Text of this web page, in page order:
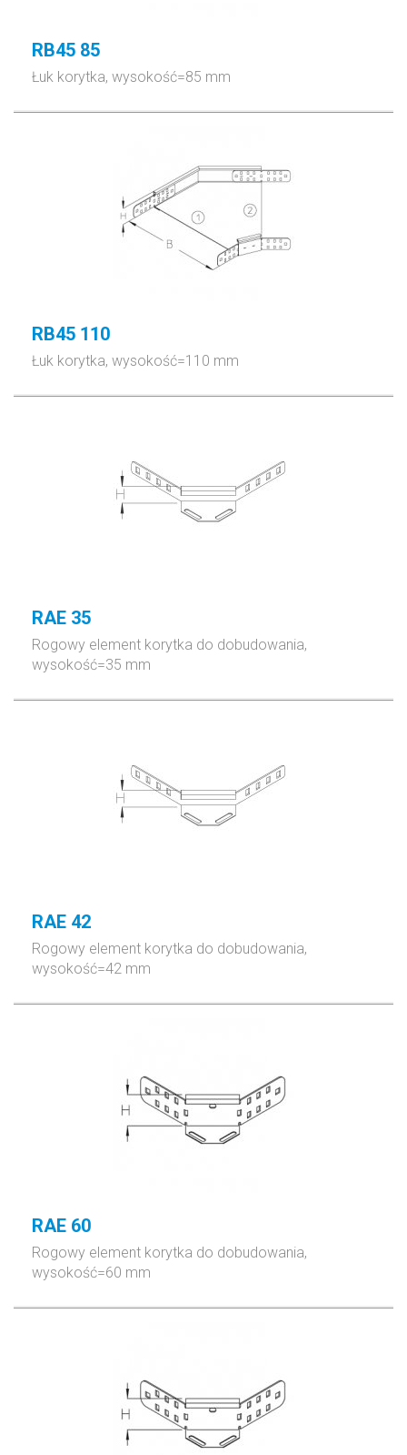
RB45 85
Łuk korytka, wysokość=85 mm
RB45 110
Łuk korytka, wysokość=110 mm
RAE 35
Rogowy element korytka do dobudowania,
wysokość=35 mm
RAE 42
Rogowy element korytka do dobudowania,
wysokość=42 mm
RAE 60
Rogowy element korytka do dobudowania,
wysokość=60 mm